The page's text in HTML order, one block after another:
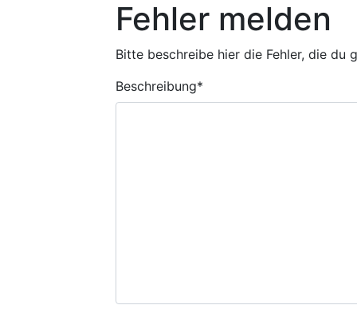
Fehler melden
Bitte beschreibe hier die Fehler, die du
Beschreibung*